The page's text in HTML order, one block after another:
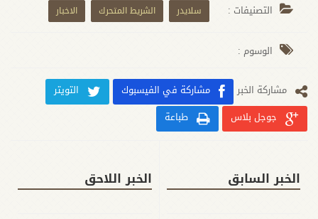
التصنيفات : سلايدر الشريط المتحرك الاخبار
الوسوم :
مشارکة الخبر مشاركة في الفيسبوك
التويتر
جوجل بلاس
طباعة
الخبر السابق الخبر اللاحق